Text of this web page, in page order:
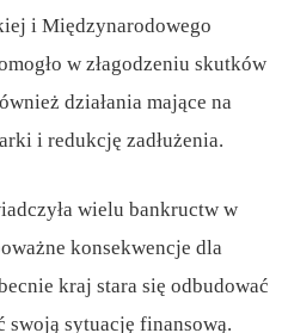
i Międzynarodowego
w złagodzeniu skutków
działania mające na
i redukcję zadłużenia.
wielu bankructw w
konsekwencje dla
kraj stara się odbudować
swoją sytuację finansową.